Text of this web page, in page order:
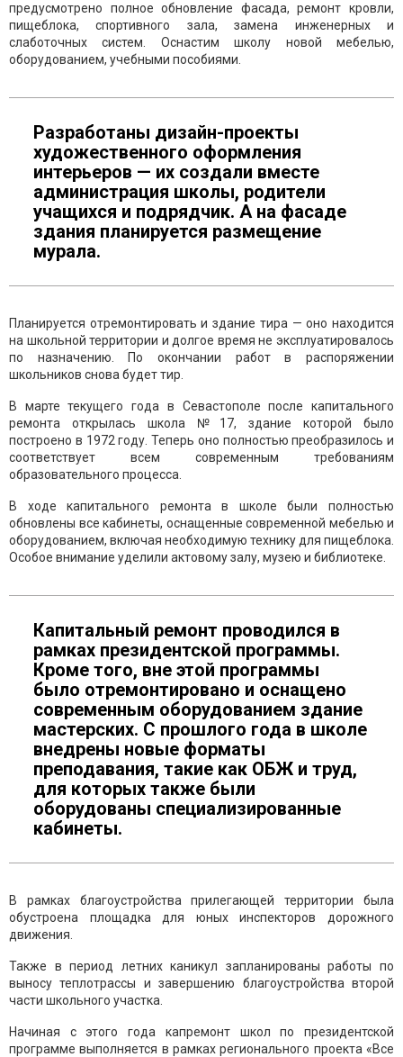
предусмотрено полное обновление фасада, ремонт кровли,
пищеблока, спортивного зала, замена инженерных и
слаботочных систем. Оснастим школу новой мебелью,
оборудованием, учебными пособиями.
Разработаны дизайн-проекты
художественного оформления
интерьеров — их создали вместе
администрация школы, родители
учащихся и подрядчик. А на фасаде
здания планируется размещение
мурала.
Планируется отремонтировать и здание тира — оно находится
на школьной территории и долгое время не эксплуатировалось
по назначению. По окончании работ в распоряжении
школьников снова будет тир.
В марте текущего года в Севастополе после капитального
ремонта открылась школа №17, здание которой было
построено в 1972 году. Теперь оно полностью преобразилось и
соответствует всем современным требованиям
образовательного процесса.
В ходе капитального ремонта в школе были полностью
обновлены все кабинеты, оснащенные современной мебелью и
оборудованием, включая необходимую технику для пищеблока.
Особое внимание уделили актовому залу, музею и библиотеке.
Капитальный ремонт проводился в
рамках президентской программы.
Кроме того, вне этой программы
было отремонтировано и оснащено
современным оборудованием здание
мастерских. С прошлого года в школе
внедрены новые форматы
преподавания, такие как ОБЖ и труд,
для которых также были
оборудованы специализированные
кабинеты.
В рамках благоустройства прилегающей территории была
обустроена площадка для юных инспекторов дорожного
движения.
Также в период летних каникул запланированы работы по
выносу теплотрассы и завершению благоустройства второй
части школьного участка.
Начиная с этого года капремонт школ по президентской
программе выполняется в рамках регионального проекта «Все